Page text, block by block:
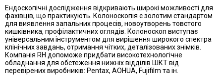
Ендоскопічні дослідження відкривають широкі можливості для
фахівців, що практикують. Колоноскопія є золотим стандартом
для виявлення запальних процесів, новоутворень товстого
кишківника, профілактичних оглядів. Колоноскоп виступає
універсальним інструментом для вирішення широкого спектра
клінічних завдань, отримання чітких, деталізованих знімків.
Компанія RH допоможе придбати високотехнологічне
обладнання для обстеження нижніх відділів ШКТ від
перевірених виробників: Pentax, AOHUA, Fujifilm та ін.